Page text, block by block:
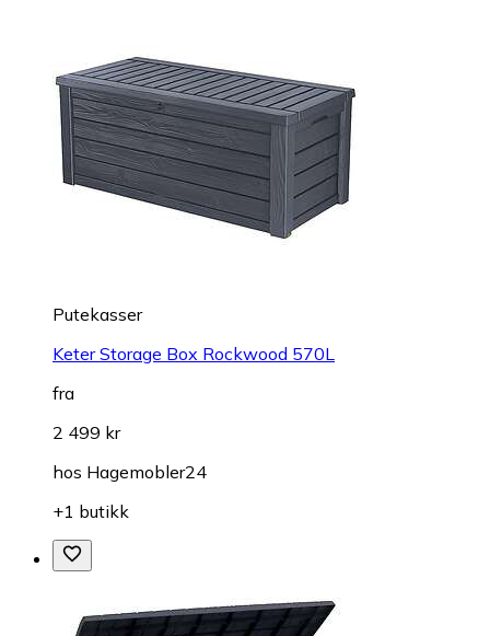
Putekasser
Keter Storage Box Rockwood 570L
fra
2 499 kr
hos Hagemobler24
+1 butikk